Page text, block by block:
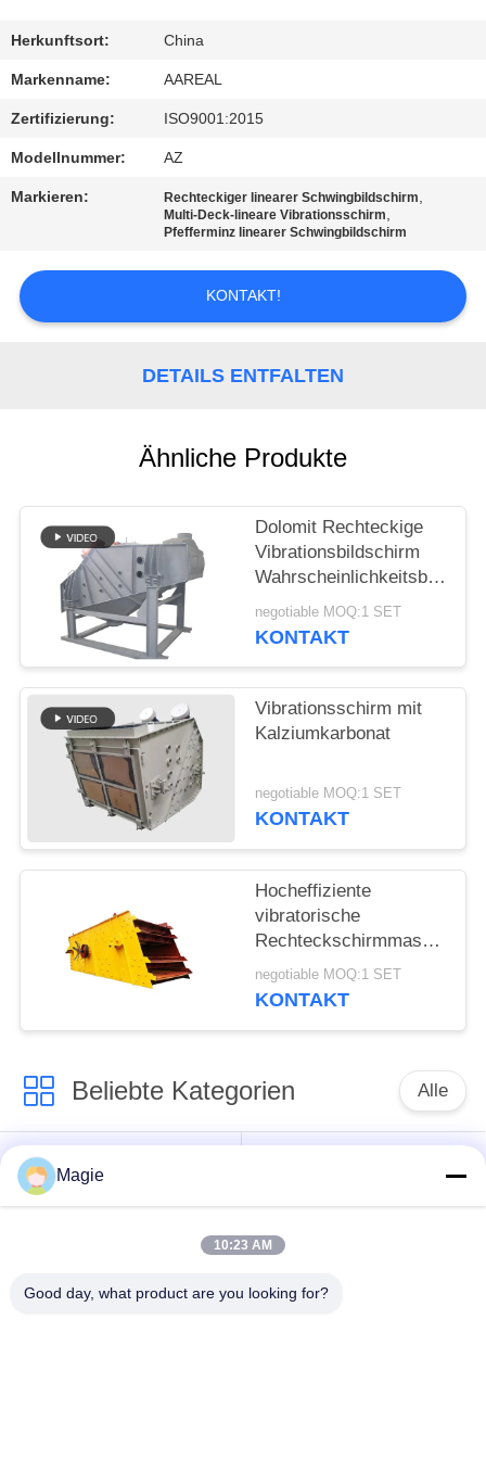
KONTAKT
MIT
UNS
SITEMAP
Herkunftsort: China
Markenname: AAREAL
Zertifizierung: ISO9001:2015
Modellnummer: AZ
Markieren: Rechteckiger linearer Schwingbildschirm,
Multi-Deck-lineare Vibrationsschirm,
Pfefferminz linearer Schwingbildschirm
KONTAKT!
DETAILS ENTFALTEN
Ähnliche Produkte
Dolomit Rechteckige
Vibrationsbildschirm
Maschine Mogensen
Sieb
negotiable MOQ:1 SET
KONTAKT
Vibrationsschirm mit
Kalziumkarbonat
negotiable MOQ:1 SET
KONTAKT
Hocheffiziente
vibratorische
Rechteckschirmmaschine
für Baustoffe
negotiable MOQ:1 SET
KONTAKT
Beliebte Kategorien Alle
Vibro-
Bildschirmmaschine
Trommel Screening
Magie
10:23 AM
Good day, what product are you looking for?